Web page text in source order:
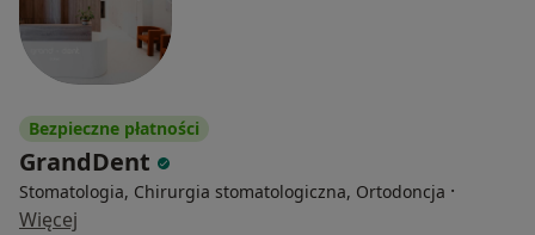
Bezpieczne płatności
GrandDent
Stomatologia, Chirurgia stomatologiczna, Ortodoncja ·
Więcej